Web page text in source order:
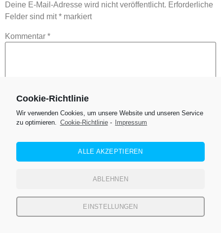
Deine E-Mail-Adresse wird nicht veröffentlicht. Erforderliche
Felder sind mit* markiert
Kommentar *
Name*
E-Mail-Adresse
Cookie-Richtlinie
Wir verwenden Cookies, um unsere Website und unseren Service
zu optimieren. Cookie-Richtlinie- Impressum
ALLE AKZEPTIEREN
ABLEHNEN
EINSTELLUNGEN